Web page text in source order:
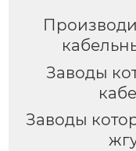
Заводы
Заводы